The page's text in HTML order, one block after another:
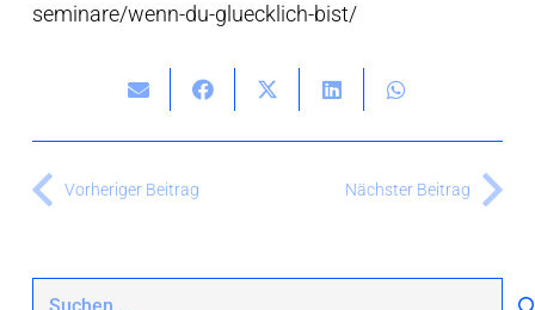
seminare/wenn-du-gluecklich-bist/
Vorheriger Beitrag Nächster Beitrag
Suchen